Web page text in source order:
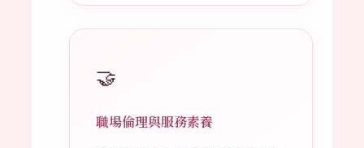
🤝
職場倫理與服務素養